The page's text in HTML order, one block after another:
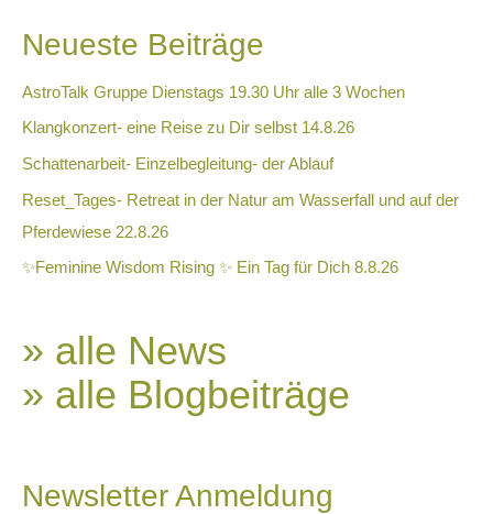
Neueste Beiträge
AstroTalk Gruppe Dienstags 19.30 Uhr alle 3 Wochen
Klangkonzert- eine Reise zu Dir selbst 14.8.26
Schattenarbeit- Einzelbegleitung- der Ablauf
Reset_Tages- Retreat in der Natur am Wasserfall und auf der
Pferdewiese 22.8.26
✨Feminine Wisdom Rising ✨ Ein Tag für Dich 8.8.26
» alle News
» alle Blogbeiträge
Newsletter Anmeldung